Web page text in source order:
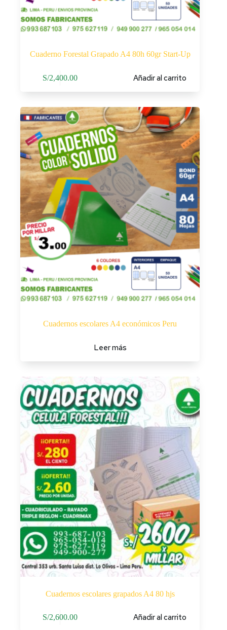
Cuaderno Forestal Grapado A4 80h 60gr Start-Up
S/2,400.00 Añadir al carrito
Cuadernos escolares A4 económicos Peru
Leer más
Cuadernos escolares grapados A4 80 hjs
S/2,600.00 Añadir al carrito